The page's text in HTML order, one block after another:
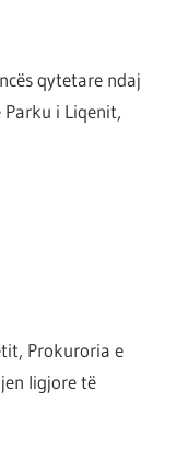
qytetare ndaj
i Liqenit,
Prokuroria e
ligjore të